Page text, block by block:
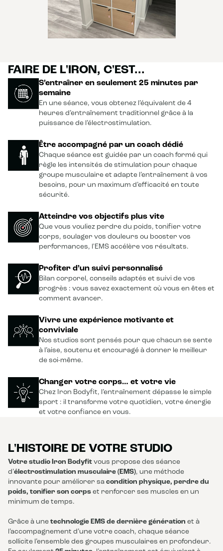
FAIRE DE L'IRON, C'EST...
S’entraîner en seulement 25 minutes par
semaine
En une séance, vous obtenez l’équivalent de 4
heures d’entraînement traditionnel grâce à la
puissance de l’électrostimulation.
Être accompagné par un coach dédié
Chaque séance est guidée par un coach formé qui
règle les intensités de stimulation pour chaque
groupe musculaire et adapte l’entraînement à vos
besoins, pour un maximum d’efficacité en toute
sécurité.
Atteindre vos objectifs plus vite
Que vous vouliez perdre du poids, tonifier votre
corps, soulager vos douleurs ou booster vos
performances, l'EMS accélère vos résultats.
Profiter d’un suivi personnalisé
Bilan corporel, conseils adaptés et suivi de vos
progrès : vous savez exactement où vous en êtes et
comment avancer.
Vivre une expérience motivante et
conviviale
Nos studios sont pensés pour que chacun se sente
à l’aise, soutenu et encouragé à donner le meilleur
de soi-même.
Changer votre corps… et votre vie
Chez Iron Bodyfit, l’entraînement dépasse le simple
sport : il transforme votre quotidien, votre énergie
et votre confiance en vous.
L'HISTOIRE DE VOTRE STUDIO
Votre studio Iron Bodyfit vous propose des séance
d’électrostimulation musculaire (EMS), une méthode
innovante pour améliorer sa condition physique, perdre du
poids, tonifier son corps et renforcer ses muscles en un
minimum de temps.
Grâce à une technologie EMS de dernière génération et à
l’accompagnement d’une votre coach, chaque séance
sollicite l’ensemble des groupes musculaires en profondeur.